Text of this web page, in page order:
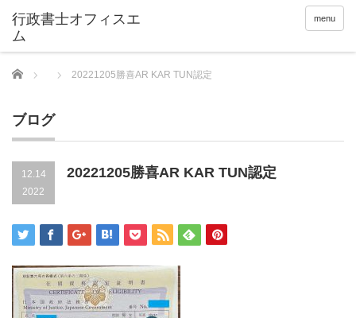
menu
Home 20221205勝喜AR KAR TUN認定
ブログ
12.14
2022
20221205勝喜AR KAR TUN認定